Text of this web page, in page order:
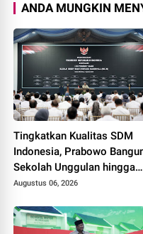
ANDA MUNGKIN
Tingkatkan Kualitas SDM
Indonesia, Prabowo
Sekolah Unggulan hingga
Undang Universitas Terbaik
Augustus 06, 2026